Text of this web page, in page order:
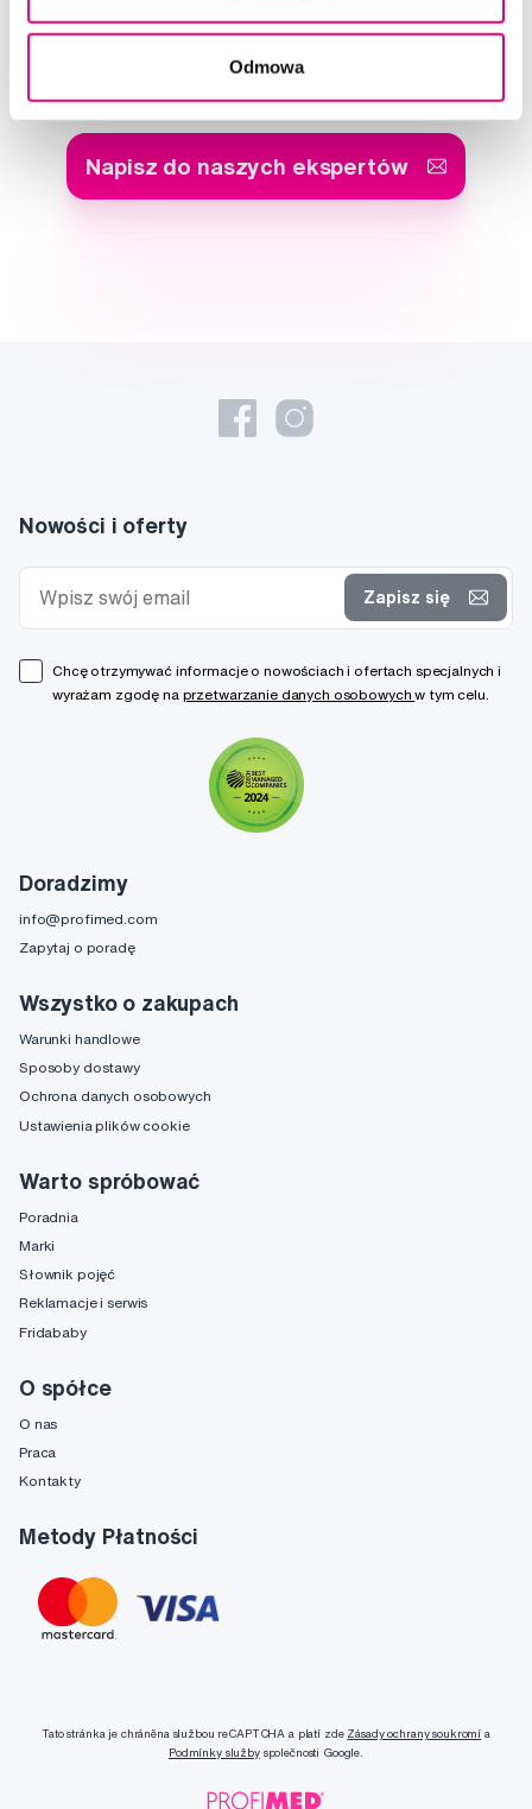
Odmowa
Doradzimy Ci
Napisz do naszych ekspertów
Doradzimy
info@profimed.com
Zapytaj o poradę
Wszystko o zakupach
Warunki handlowe
Sposoby dostawy
Ochrona danych osobowych
Ustawienia plików cookie
Warto spróbować
Poradnia
Marki
Słownik pojęć
Reklamacje i serwis
Fridababy
O spółce
O nas
Praca
Kontakty
Metody Płatności
Nowości i oferty
Zapisz się
Chcę otrzymywać informacje o nowościach i ofertach specjalnych i
wyrażam zgodę na przetwarzanie danych osobowychw tym celu.
Tato stránka je chráněna službou reCAPTCHA a platí zde Zásady ochrany soukromí a
Podmínky službyspolečnosti Google.